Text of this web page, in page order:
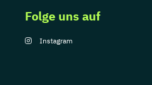
Folge uns auf
Instagram